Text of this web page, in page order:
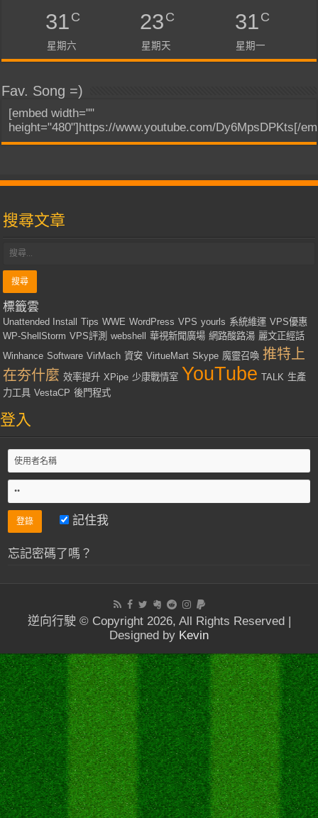
31C
星期六
23C
星期天
31C
星期一
Fav. Song =)
[embed width=""
height="480"]https://www.youtube.com/Dy6MpsDPKts[/
搜尋文章
標籤雲
Unattended Install Tips WWE WordPress VPS yourls 系統維運 VPS優惠
WP-ShellStorm VPS評測 webshell 華視新聞廣場 網路酸路湯 麗文正經話
Winhance Software VirMach 資安 VirtueMart Skype 魔靈召喚 推特上
在夯什麼 效率提升 XPipe 少康戰情室 YouTube TALK 生產
力工具 VestaCP 後門程式
登入
記住我
忘記密碼了嗎？
逆向行駛 © Copyright 2026, All Rights Reserved |
Designed by Kevin